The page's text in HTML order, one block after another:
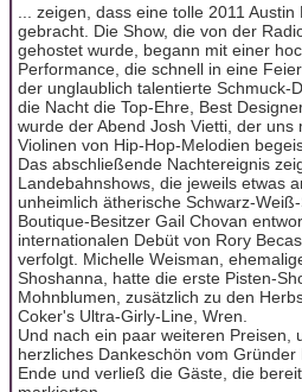
... zeigen, dass eine tolle 2011
gebracht. Die Show, die von der
gehostet wurde, begann mit einer
Performance, die schnell in eine
der unglaublich talentierte Schmuck-
die Nacht die Top-Ehre, Best
wurde der Abend Josh Vietti, der uns
Violinen von Hip-Hop-Melodien
Das abschließende Nachtereignis
Landebahnshows, die jeweils etwas
unheimlich ätherische Schwarz-
Boutique-Besitzer Gail Chovan
internationalen Debüt von Rory
verfolgt. Michelle Weisman,
Shoshanna, hatte die erste Pisten-
Mohnblumen, zusätzlich zu den
Coker's Ultra-Girly-Line, Wren.
Und nach ein paar weiteren Preisen,
herzliches Dankeschön vom
Ende und verließ die Gäste, die